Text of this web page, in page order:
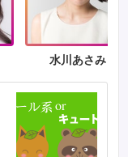
水川あさみ